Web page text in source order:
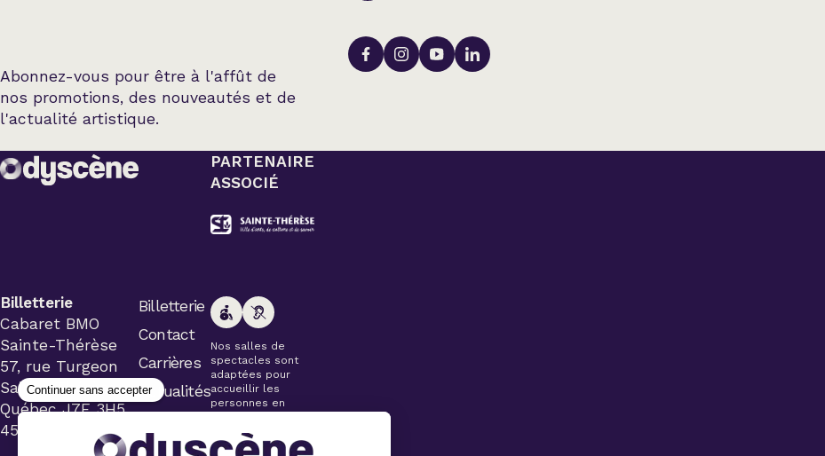
Abonnez-vous pour être à l'affût de
nos promotions, des nouveautés et de
l'actualité artistique.
Billetterie
Cabaret BMO
Sainte-Thérèse
57, rue Turgeon
Sainte-Thérèse
Québec J7E 3H5
450 434-4006
Billetterie
Contact
Carrières
Actualités
PARTENAIRE
ASSOCIÉ
Nos salles de
spectacles sont
adaptées pour
accueillir les
personnes en
Veuillez
simplement aviser